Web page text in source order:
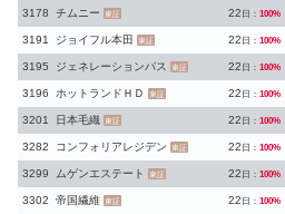
3178 チムニー 東証 22 日： 100%
3191 ジョイフル本田 東証 22 日： 100%
3195 ジェネレーションパス 東証 22 日： 100%
3196 ホットランドＨＤ 東証 22 日： 100%
3201 日本毛織 東証 22 日： 100%
3282 コンフォリアレジデン 東証 22 日： 100%
3299 ムゲンエステート 東証 22 日： 100%
3302 帝国繊維 東証 22 日： 100%